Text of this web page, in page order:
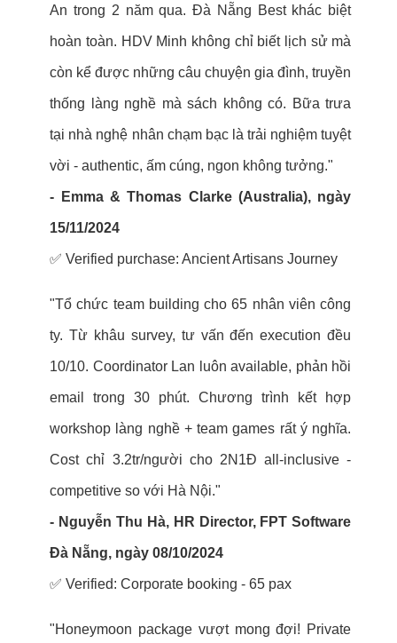
An trong 2 năm qua. Đà Nẵng Best khác biệt
hoàn toàn. HDV Minh không chỉ biết lịch sử mà
còn kể được những câu chuyện gia đình, truyền
thống làng nghề mà sách không có. Bữa trưa
tại nhà nghệ nhân chạm bạc là trải nghiệm tuyệt
vời - authentic, ấm cúng, ngon không tưởng."
- Emma & Thomas Clarke (Australia), ngày
15/11/2024
✅ Verified purchase: Ancient Artisans Journey
"Tổ chức team building cho 65 nhân viên công
ty. Từ khâu survey, tư vấn đến execution đều
10/10. Coordinator Lan luôn available, phản hồi
email trong 30 phút. Chương trình kết hợp
workshop làng nghề + team games rất ý nghĩa.
Cost chỉ 3.2tr/người cho 2N1Đ all-inclusive -
competitive so với Hà Nội."
- Nguyễn Thu Hà, HR Director, FPT Software
Đà Nẵng, ngày 08/10/2024
✅ Verified: Corporate booking - 65 pax
"Honeymoon package vượt mong đợi! Private